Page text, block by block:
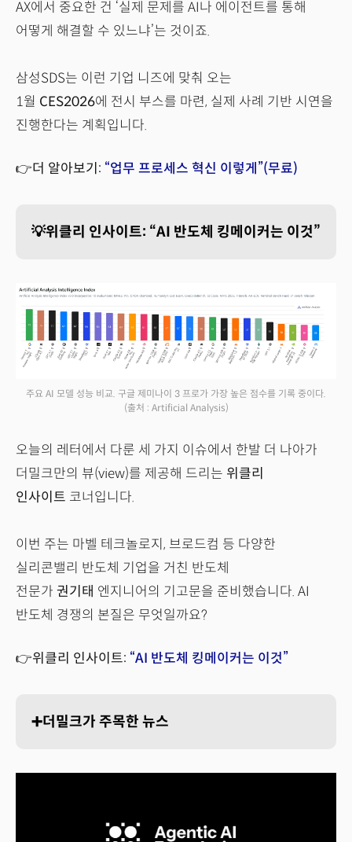
AX에서 중요한 건 ‘실제 문제를 AI나 에이전트를 통해
어떻게 해결할 수 있느냐’는 것이죠.
삼성SDS는 이런 기업 니즈에 맞춰 오는
1월 CES2026에 전시 부스를 마련, 실제 사례 기반 시연을
진행한다는 계획입니다.
👉더 알아보기: “업무 프로세스 혁신 이렇게”(무료)
💡위클리 인사이트: “AI 반도체 킹메이커는 이것”
주요 AI 모델 성능 비교. 구글 제미나이 3 프로가 가장 높은 점수를 기록 중이다.
(출처 : Artificial Analysis)
오늘의 레터에서 다룬 세 가지 이슈에서 한발 더 나아가
더밀크만의 뷰(view)를 제공해 드리는 위클리
인사이트 코너입니다.
이번 주는 마벨 테크놀로지, 브로드컴 등 다양한
실리콘밸리 반도체 기업을 거친 반도체
전문가 권기태 엔지니어의 기고문을 준비했습니다. AI
반도체 경쟁의 본질은 무엇일까요?
👉위클리 인사이트: “AI 반도체 킹메이커는 이것”
➕더밀크가 주목한 뉴스